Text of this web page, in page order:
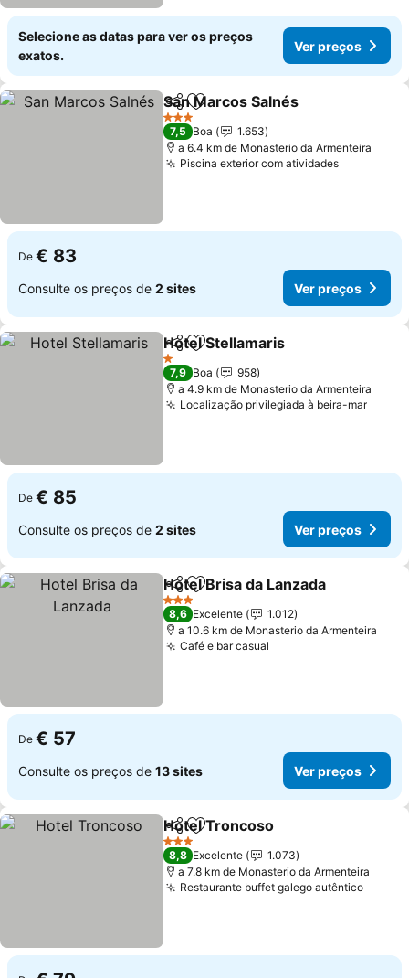
Selecione as datas para ver os preços
exatos.
Ver preços
PartilharAdicionar aos favoritos
San Marcos Salnés
3 Estrelas
7,5 Boa
1.653
a 6.4 km de Monasterio da Armenteira
Piscina exterior com atividadesVer
De € 83
Consulte os preços de 2 sites Ver preços
PartilharAdicionar aos favoritos
Hotel Stellamaris
1 Estrelas
7,9 Boa
958
a 4.9 km de Monasterio da Armenteira
Localização privilegiada à beira-marVer
De € 85
Consulte os preços de 2 sites Ver preços
PartilharAdicionar aos favoritos
Hotel Brisa da Lanzada
3 Estrelas
8,6 Excelente
1.012
a 10.6 km de Monasterio da Armenteira
Café e bar casual
De € 57
Consulte os preços de 13 sites Ver preços
PartilharAdicionar aos favoritos
Hotel Troncoso
3 Estrelas
8,8 Excelente
1.073
a 7.8 km de Monasterio da Armenteira
Restaurante buffet galego autênticoVer